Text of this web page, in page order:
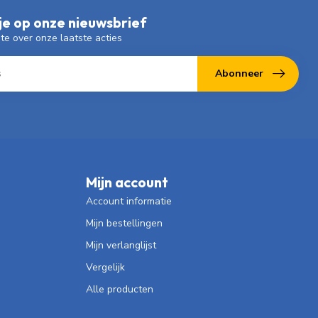
op onze nieuwsbrief
over onze laatste acties
Abonneer
Mijn account
Account informatie
Mijn bestellingen
Mijn verlanglijst
Vergelijk
Alle producten